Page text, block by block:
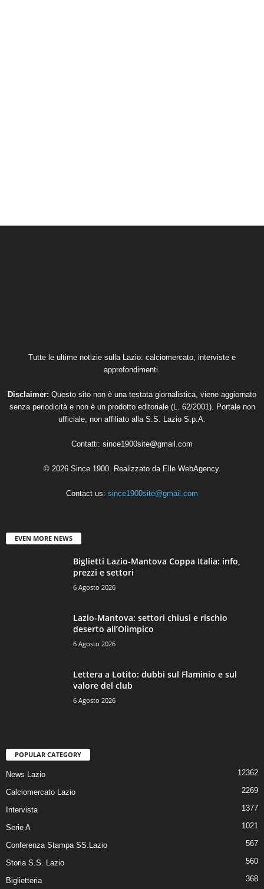
Tutte le ultime notizie sulla Lazio: calciomercato, interviste e
approfondimenti.
Disclaimer: Questo sito non è una testata giornalistica, viene aggiornato
senza periodicità e non è un prodotto editoriale (L. 62/2001). Portale non
ufficiale, non affiliato alla S.S. Lazio S.p.A.
Contatti: since1900site@gmail.com
© 2026 Since 1900. Realizzato da Elle WebAgency.
Contact us: since1900site@gmail.com
EVEN MORE NEWS
Biglietti Lazio-Mantova Coppa Italia: info,
prezzi e settori
6 Agosto 2026
Lazio-Mantova: settori chiusi e rischio
deserto all’Olimpico
6 Agosto 2026
Lettera a Lotito: dubbi sul Flaminio e sul
valore del club
6 Agosto 2026
POPULAR CATEGORY
News Lazio 12362
Calciomercato Lazio 2269
Intervista 1377
Serie A 1021
Conferenza Stampa SS.Lazio 567
Storia S.S. Lazio 560
Biglietteria 368